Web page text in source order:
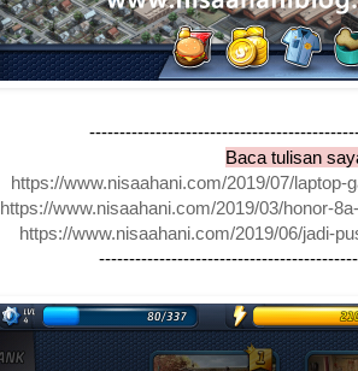
Baca tulisan
https://www.nisaahani.com/2019/07/
https://www.nisaahani.com/2019/03/honor-
https://www.nisaahani.com/2019/06/jadi-